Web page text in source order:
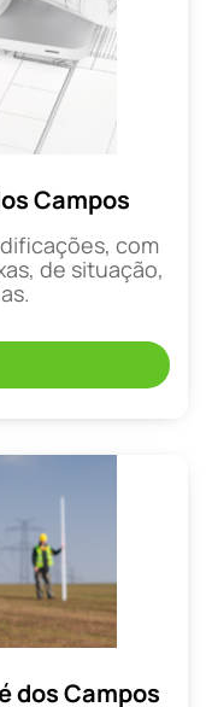
Campos
com
de situação,
dos Campos